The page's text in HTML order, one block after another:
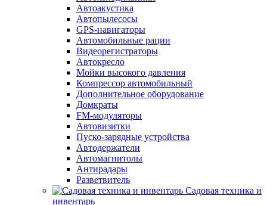
Автоакустика
Автопылесосы
GPS-навигаторы
Автомобильные рации
Видеорегистраторы
Автокресло
Мойки высокого давления
Компрессор автомобильный
Дополнительное оборудование
Домкраты
FM-модуляторы
Автовизитки
Пуско-зарядные устройства
Автодержатели
Автомагнитолы
Антирадары
Разветвитель
Садовая техника и
инвентарь